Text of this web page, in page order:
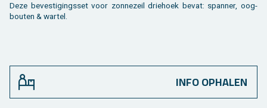
Deze be­ves­ti­gings­set voor zon­ne­zeil drie­hoek bevat: span­ner, oog­
bou­ten & war­tel.
INFO OPHALEN